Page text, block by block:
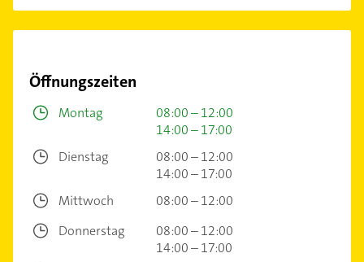
Öffnungszeiten
Montag
08:00 – 12:00
14:00 – 17:00
Dienstag
08:00 – 12:00
14:00 – 17:00
Mittwoch
08:00 – 12:00
Donnerstag
08:00 – 12:00
14:00 – 17:00